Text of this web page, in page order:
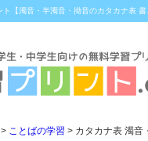
【濁音・半濁音・拗音のカタカナ表
ことばの学習 カタカナ表 濁音